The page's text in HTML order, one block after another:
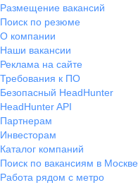
Размещение вакансий
Поиск по резюме
О компании
Наши вакансии
Реклама на сайте
Требования к ПО
Безопасный HeadHunter
HeadHunter API
Партнерам
Инвесторам
Каталог компаний
Поиск по вакансиям в Москве
Работа рядом с метро